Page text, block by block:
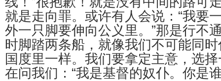
就是走向罪。或许有人会说：“我要
外一只脚要伸向公义里。”那是行不
时脚踏两条船，就像我们不可能同
国度里一样。我们要拿定主意，选
在问我们：“我是基督的奴仆。你是